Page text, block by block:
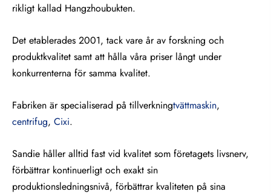
rikligt kallad Hangzhoubukten.
Det etablerades 2001, tack vare år av forskning och
produktkvalitet samt att hålla våra priser långt under
konkurrenterna för samma kvalitet.
Fabriken är specialiserad på tillverkningtvättmaskin,
centrifug, Cixi.
Sandie håller alltid fast vid kvalitet som företagets livsnerv,
förbättrar kontinuerligt och exakt sin
produktionsledningsnivå, förbättrar kvaliteten på sina